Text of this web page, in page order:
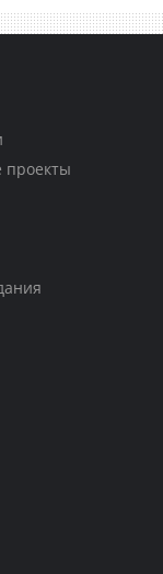
проекты